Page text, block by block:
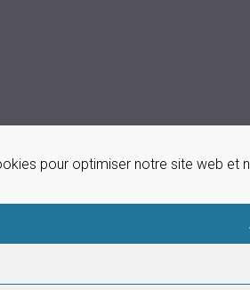
pour optimiser notre site web et